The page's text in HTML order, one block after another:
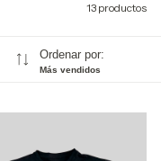
13 productos
Ordenar por:
Más vendidos